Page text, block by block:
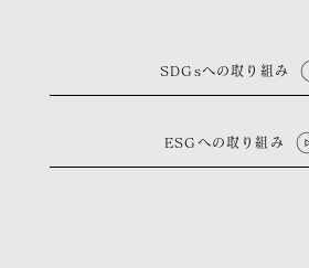
SDGsへの取り組み
ESGへの取り組み